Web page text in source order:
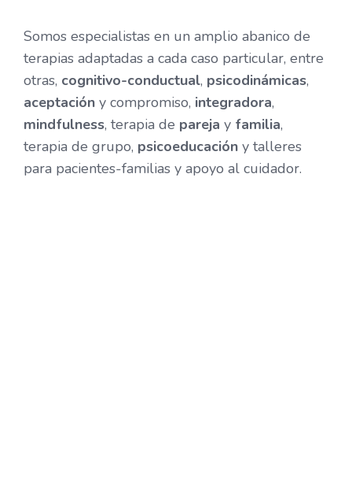
Somos especialistas en un amplio abanico de
terapias adaptadas a cada caso particular, entre
otras, cognitivo-conductual, psicodinámicas,
aceptacióny compromiso, integradora,
mindfulness, terapia de pareja y familia,
terapia de grupo, psicoeducacióny talleres
para pacientes-familias y apoyo al cuidador.